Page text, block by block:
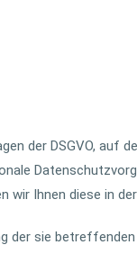
der DSGVO, auf
wir Ihnen diese in
der sie